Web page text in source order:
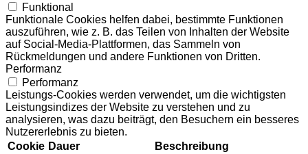
Funktional
Funktionale Cookies helfen dabei, bestimmte Funktionen
auszuführen, wie z. B. das Teilen von Inhalten der Website
auf Social-Media-Plattformen, das Sammeln von
Rückmeldungen und andere Funktionen von Dritten.
Performanz
Performanz
Leistungs-Cookies werden verwendet, um die wichtigsten
Leistungsindizes der Website zu verstehen und zu
analysieren, was dazu beiträgt, den Besuchern ein besseres
Nutzererlebnis zu bieten.
Cookie Dauer Beschreibung